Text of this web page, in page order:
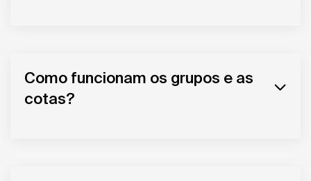
Como funcionam os grupos e as
cotas?